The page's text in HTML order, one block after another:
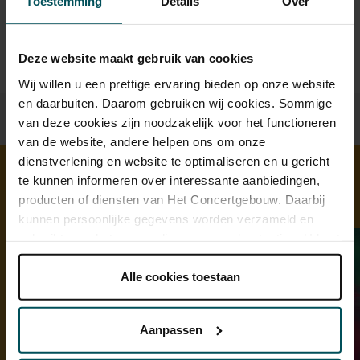
Deze website maakt gebruik van cookies
Wij willen u een prettige ervaring bieden op onze website
en daarbuiten. Daarom gebruiken wij cookies. Sommige
van deze cookies zijn noodzakelijk voor het functioneren
van de website, andere helpen ons om onze
dienstverlening en website te optimaliseren en u gericht
te kunnen informeren over interessante aanbiedingen,
producten of diensten van Het Concertgebouw. Daarbij
kunnen persoonlijke gegevens worden verzameld en
onder 'aanpassen' zelf welke cookies wij mogen
Lees onze cookieverklaring hier. Lees onze
Via decookieverklaringop onze website kunt u uw
Alle cookies toestaan
Aanpassen
u rolstoelplaatsen bestellen? Mail naar
kassa@concertgebouw.nl of bel de Concertgebouwlijn op
Ontdek meer